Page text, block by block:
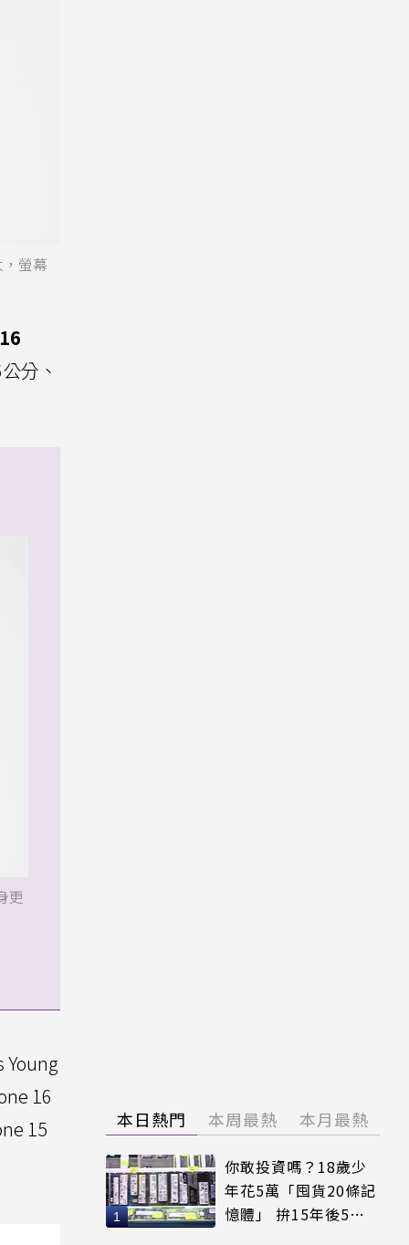
螢幕
分、
更
Young
16
15
本日熱門 本周最熱 本月最熱
你敢投資嗎？18歲少
年花5萬「囤貨20條記
憶體」 拚15年後5倍